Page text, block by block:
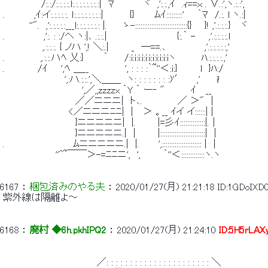
/:.:/:.:.:.:.l:.:.:.:.:.:.:.:|　ﾏ　　　　 ヾ　,':.:.,ｲ　.ｨ==ｘ . ∨.:',ヽ.:.:',
.　　　　 ,ｲ:イ:.:.:.:.:. ｌ:.:.:.:.:.:.:.:|　　　　{}　　　ﾑｲ:::::::::'　　｀ﾏ　/.:. l ヽ.:|
''".　,':.:.:.:.:___l:.:.:.:.:.:.: |.　 　ゝ-:::::::::::::::::::::::::::::{} 　 }! ,'.:.:.:.}　 ヾ　
.　　　　 　 ,':. : :/ヘ ヽ:|､ .:.:.| 　 　 　 　 　 　 　 {:.｀ -　　,'.:.:.:.:.l
,.:.:.:. { ノハ ',! ＼:.|　　　 _　―==.､　 　 　 　 ,'.:.:.:.:.:,'　　　　
.　　　　　 ,.:.:.ハﾍ 乂:}　　　｀ 　　/:i:i:i:i:i:i:i:i:i:i:iヽ　　 　 ﾊ.:.:.:.:.,'
.　　　　　/ｲ　　',ﾍ ＿__　　　　　 ', : : : :｀~''＜:i:}　　　 l　}
',:ハ.:.:.',＼＿＿　ヽ: : : : : : : :)'′ 　 ,'　　 i!
',／,,zzzzx ｀Y ｀ ー‐ "　　 　 ｲ 　__
／／ニニニ|　ト､.　　 　 　 ／ ＞"　|
<／ニニニﾆﾆ|　|　 ＞ 。__ ｲイ イ::::::| |
}ニニニニニ|　|. 　 　 |=彡ｲ::::::::::::::|.│
}ニニニニニ.|　| 　 　 |:::::::::::::::::::::::::|　|
.　　　　　　　 　 　 ﾑニニニニニ.|　|.　 　 ',:::::::::::::::::::::: |　|
''^~￣￣＞-=ﾆﾆニ',　', 　　　｀''＜:::::::::::::ヽ.ヽ
6167 ： 梱包済みのやる夫 ： 2020/01/27(月) 21:21:18
紫外線は隔離よ～
6168 ： 廃村 ◆6h.pkhIPQ2 ： 2020/01/27(月) 21:24:10
／: : : : : : : : : : : : : : : : : : : : : : ＼